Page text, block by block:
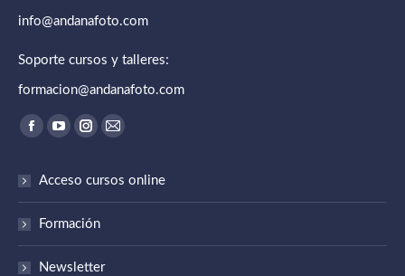
info@andanafoto.com
Soporte cursos y talleres:
formacion@andanafoto.com
Encuéntranos en:
Abrir enlace en una nueva ventana/pestaña
Abrir enlace en una nueva ventana/pestaña
Abrir enlace en una nueva ventana/pestaña
Abrir enlace en una nueva ventana/pestaña
Acceso cursos online
Formación
Newsletter